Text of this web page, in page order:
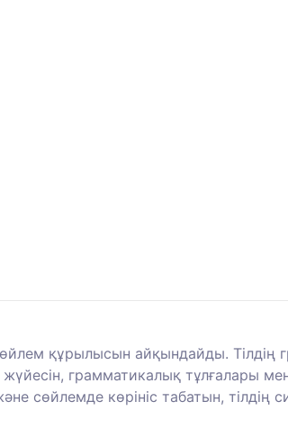
сөйлем құрылысын айқындайды.
грамматикалық тұлғалары
сөйлемде көрініс табатын,